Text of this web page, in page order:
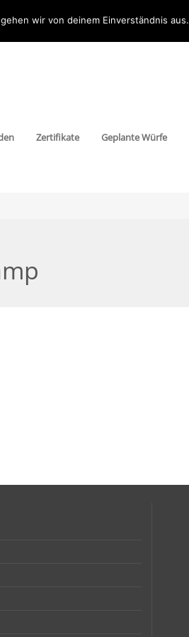
Zertifikate Geplante Würfe
wir von deinem Einverständnis aus.